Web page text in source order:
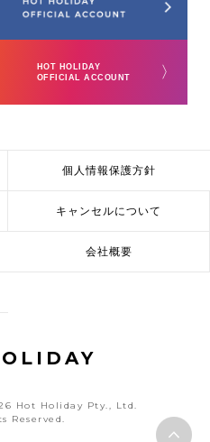
HOT HOLIDAY
OFFICIAL ACCOUNT
〉
個人情報保護方針
キャンセルについて
会社概要
Hot Holiday Pty., Ltd.
Reserved.